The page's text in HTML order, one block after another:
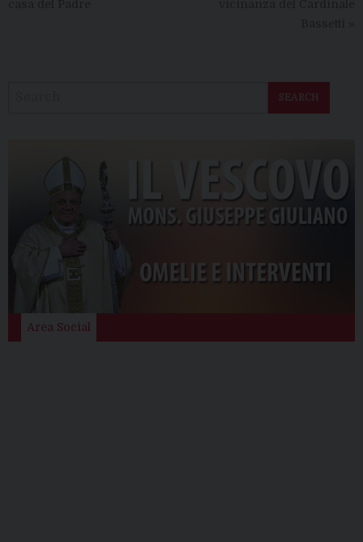
SEARCH
Area Social